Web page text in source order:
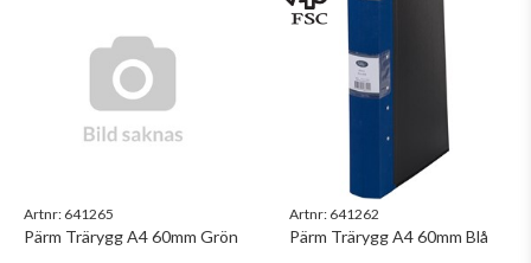
Artnr: 641265
Pärm Trärygg A4 60mm Grön
Artnr: 641262
Pärm Trärygg A4 60mm Blå